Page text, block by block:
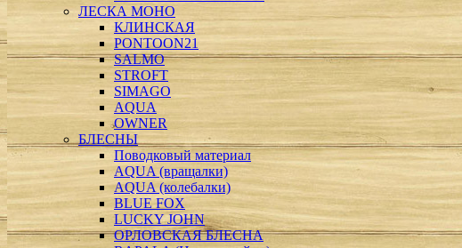
ЛЕСКА МОНО
КЛИНСКАЯ
PONTOON21
SALMO
STROFT
SIMAGO
АQUA
ОWNER
БЛЕСНЫ
Поводковый материал
AQUA (вращалки)
AQUA (колебалки)
BLUE FOX
LUCKY JOHN
ОРЛОВСКАЯ БЛЕСНА